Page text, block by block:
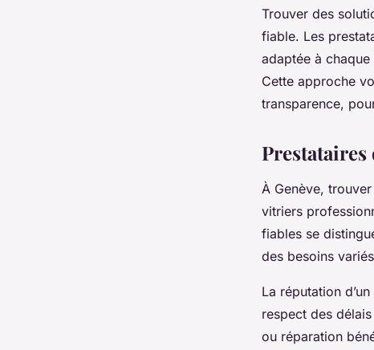
Solutions vitrages à
meilleures offres
Trouver des
fiable. Les
adaptée à chaque
Cette approche
transparence,
Prestataires
À Genève,
vitriers
fiables se
des besoins
La réputation
respect des
ou réparation